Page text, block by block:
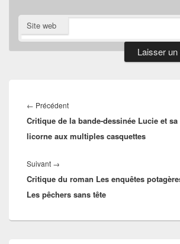
Site web
de
l’article
← PrécédentArticle
précédent :
Critique de la bande-dessinée Lucie et
licorne aux multiples casquettes
Suivant →
suivant :
Critique du roman Les enquêtes
Les pêchers sans tête